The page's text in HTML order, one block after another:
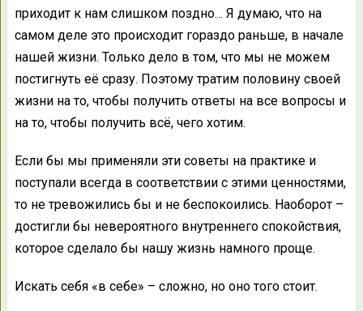
приходит к нам слишком поздно… Я думаю, что на
самом деле это происходит гораздо раньше, в начале
нашей жизни. Только дело в том, что мы не можем
постигнуть её сразу. Поэтому тратим половину своей
жизни на то, чтобы получить ответы на все вопросы и
на то, чтобы получить всё, чего хотим.
Если бы мы применяли эти советы на практике и
поступали всегда в соответствии с этими ценностями,
то не тревожились бы и не беспокоились. Наоборот –
достигли бы невероятного внутреннего спокойствия,
которое сделало бы нашу жизнь намного проще.
Искать себя «в себе» – сложно, но оно того стоит.